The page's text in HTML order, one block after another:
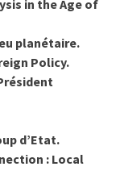
in the Age of
planétaire.
Policy.
d’Etat.
: Local